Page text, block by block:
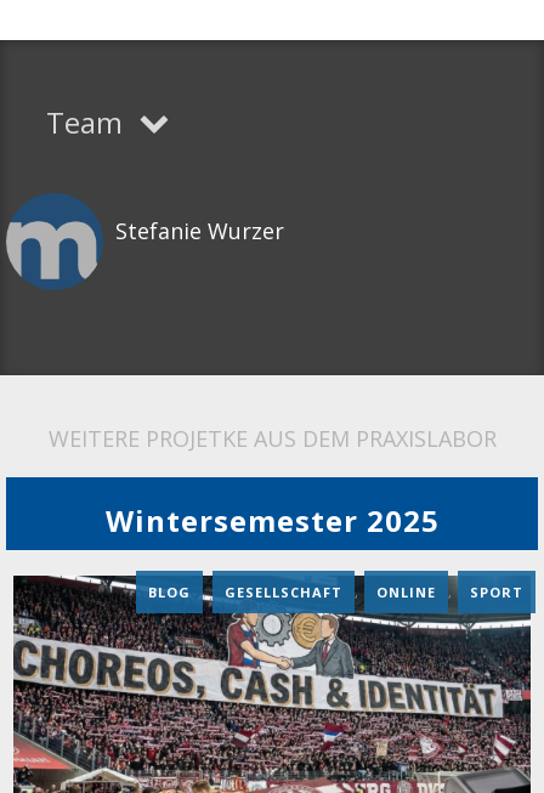
Team
Stefanie Wurzer
WEITERE PROJETKE AUS DEM PRAXISLABOR
Wintersemester 2025
BLOG , GESELLSCHAFT , ONLINE , SPORT